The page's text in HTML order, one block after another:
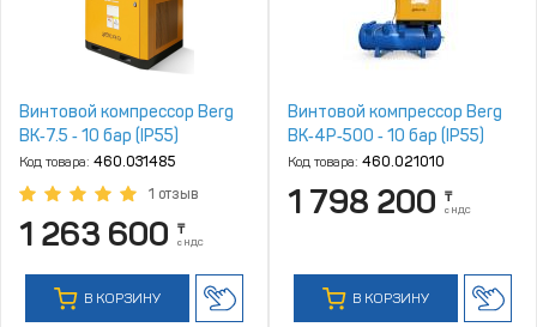
Винтовой компрессор Berg
ВК‑7.5 ‑ 10 бар (IP55)
Код товара: 460.031485
1 отзыв
1 263 600 ₸
с НДС
В КОРЗИНУ
Винтовой компрессор Berg
ВК‑4Р‑500 ‑ 10 бар (IP55)
Код товара: 460.021010
1 798 200 ₸
с НДС
В КОРЗИНУ